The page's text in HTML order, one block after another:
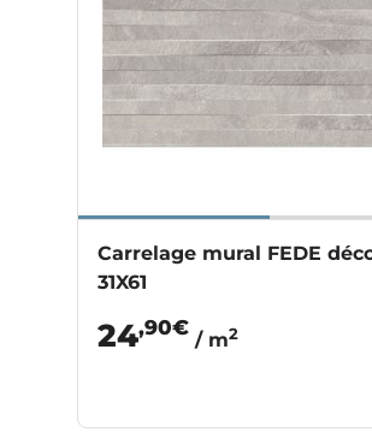
Carrelage mural FEDE
31X61
24,90€
/ m2